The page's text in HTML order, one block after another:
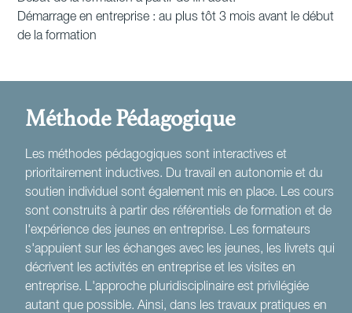
Démarrage en entreprise : au plus tôt 3 mois avant le début
de la formation
Méthode Pédagogique
Les méthodes pédagogiques sont interactives et
prioritairement inductives. Du travail en autonomie et du
soutien individuel sont également mis en place. Les cours
sont construits à partir des référentiels de formation et de
l'expérience des jeunes en entreprise. Les formateurs
s'appuient sur les échanges avec les jeunes, les livrets qui
décrivent les activités en entreprise et les visites en
entreprise. L'approche pluridisciplinaire est privilégiée
autant que possible. Ainsi, dans les travaux pratiques en